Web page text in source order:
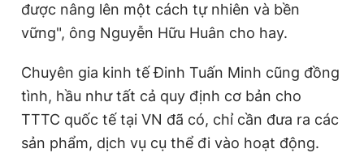
được nâng lên một cách tự nhiên và bền
vững", ông Nguyễn Hữu Huân cho hay.
Chuyên gia kinh tế Đinh Tuấn Minh cũng đồng
tình, hầu như tất cả quy định cơ bản cho
TTTC quốc tế tại VN đã có, chỉ cần đưa ra các
sản phẩm, dịch vụ cụ thể đi vào hoạt động.